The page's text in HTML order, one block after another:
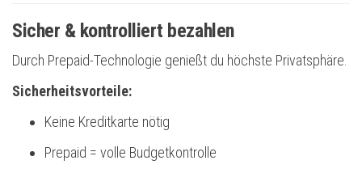
Sicher & kontrolliert bezahlen
Durch Prepaid-Technologie genießt du höchste Privatsphäre.
Sicherheitsvorteile:
Keine Kreditkarte nötig
Prepaid = volle Budgetkontrolle